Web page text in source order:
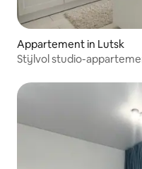
Appartement in Lutsk
Stijlvol studio-